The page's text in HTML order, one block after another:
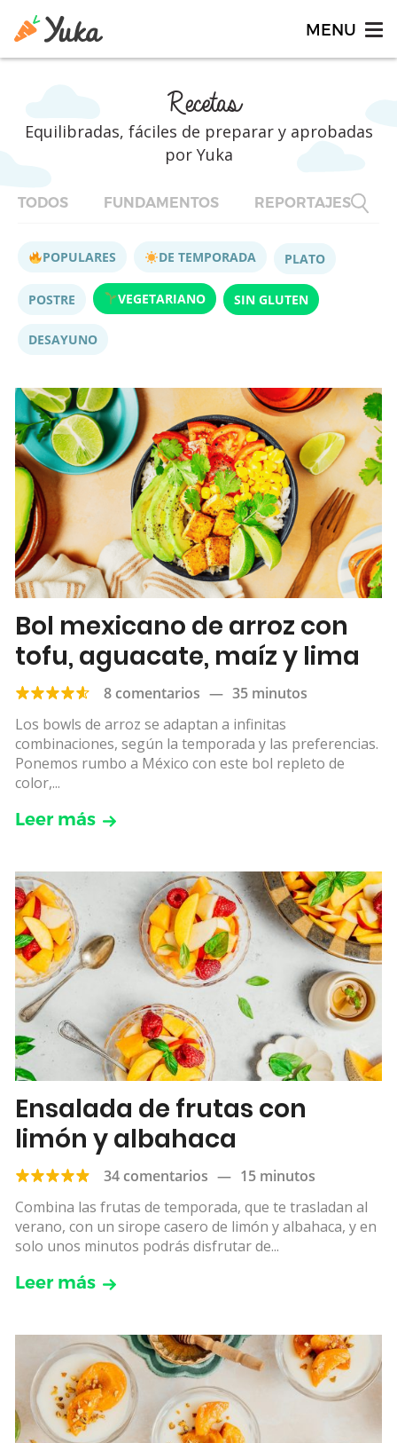
Recetas
Equilibradas, fáciles de preparar y aprobadas
por Yuka
TODOS FUNDAMENTOS REPORTAJES
POPULARES DE TEMPORADA PLATO
POSTRE VEGETARIANO SIN GLUTEN
DESAYUNO
Bol mexicano de arroz con
tofu, aguacate, maíz y lima
8 comentarios — 35 minutos
Los bowls de arroz se adaptan a infinitas
combinaciones, según la temporada y las preferencias.
Ponemos rumbo a México con este bol repleto de
color,...
Leer más
Ensalada de frutas con
limón y albahaca
34 comentarios — 15 minutos
Combina las frutas de temporada, que te trasladan al
verano, con un sirope casero de limón y albahaca, y en
solo unos minutos podrás disfrutar de...
Leer más